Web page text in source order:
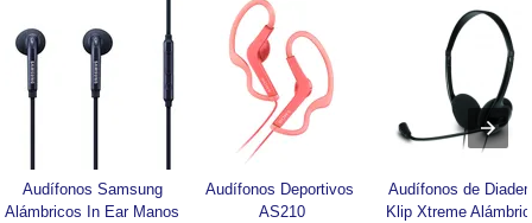
Audífonos Samsung
Alámbricos In Ear Manos
Audífonos Deportivos
AS210
Audífonos de
Klip Xtreme